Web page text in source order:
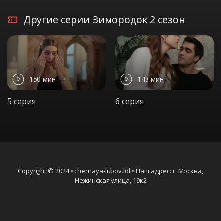
Другие серии Зимородок 2 сезон
150 мин
5 серия
143 мин
6 серия
Copyright © 2024 • chernaya-lubov.lol • Наш адрес: г. Москва,
Нежинская улица, 19к2